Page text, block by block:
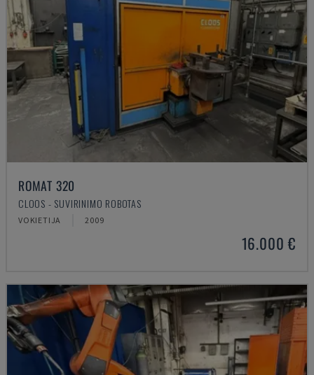
ROMAT 320
CLOOS - SUVIRINIMO ROBOTAS
VOKIETIJA 2009
16.000 €